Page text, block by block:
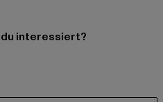
interessiert?